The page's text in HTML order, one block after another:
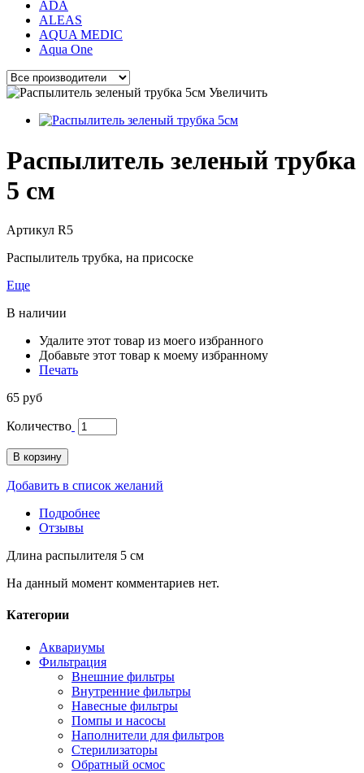
ADA
ALEAS
AQUA MEDIC
Aqua One
Увеличить
Распылитель зеленый трубка
5 см
Артикул R5
Распылитель трубка, на присоске
Еще
В наличии
Удалите этот товар из моего избранного
Добавьте этот товар к моему избранному
Печать
65 руб
Количество
В корзину
Добавить в список желаний
Подробнее
Отзывы
Длина распылителя 5 см
На данный момент комментариев нет.
Категории
Аквариумы
Фильтрация
Внешние фильтры
Внутренние фильтры
Навесные фильтры
Помпы и насосы
Наполнители для фильтров
Стерилизаторы
Обратный осмос